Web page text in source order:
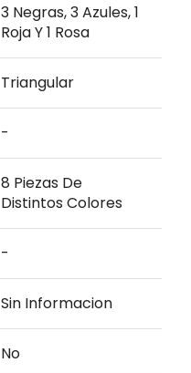
3 Negras, 3 Azules, 1
Roja Y 1 Rosa
Triangular
-
8 Piezas De
Distintos Colores
-
Sin Informacion
No